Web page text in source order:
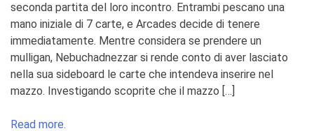
seconda partita del loro incontro. Entrambi pescano una
mano iniziale di 7 carte, e Arcades decide di tenere
immediatamente. Mentre considera se prendere un
mulligan, Nebuchadnezzar si rende conto di aver lasciato
nella sua sideboard le carte che intendeva inserire nel
mazzo. Investigando scoprite che il mazzo […]
Read more.